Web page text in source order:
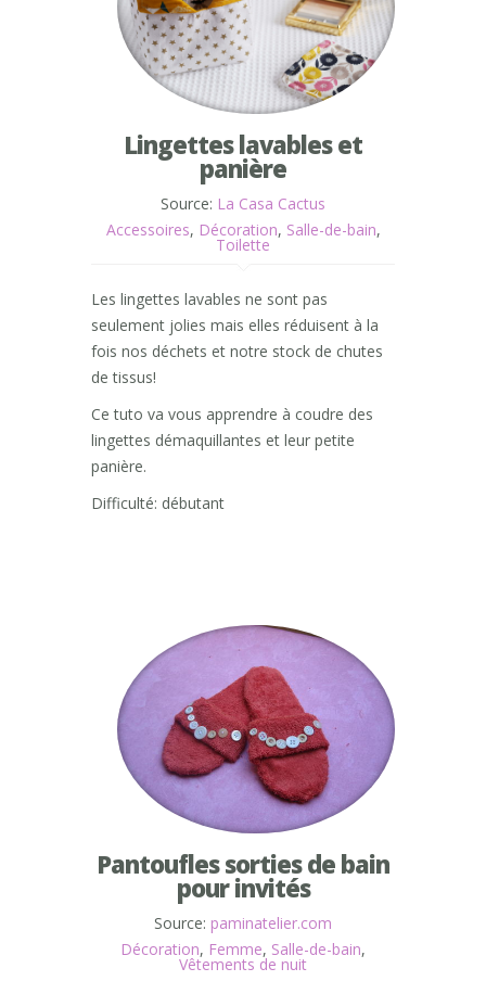
Lingettes lavables et
panière
Source: La Casa Cactus
Accessoires, Décoration, Salle-de-bain,
Toilette
Les lingettes lavables ne sont pas
seulement jolies mais elles réduisent à la
fois nos déchets et notre stock de chutes
de tissus!
Ce tuto va vous apprendre à coudre des
lingettes démaquillantes et leur petite
panière.
Difficulté: débutant
Pantoufles sorties de bain
pour invités
Source: paminatelier.com
Décoration, Femme, Salle-de-bain,
Vêtements de nuit